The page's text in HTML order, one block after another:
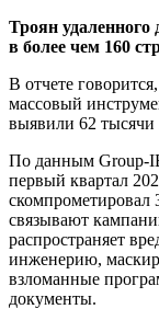
Троян удаленного
в более чем 160
В отчете
массовый
выявили 62 тысячи
По данным Group-
первый квартал
скомпрометировал
связывают
распространяет
инженерию,
взломанные
документы.